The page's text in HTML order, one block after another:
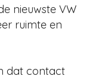
nieuwste VW
ruimte en
dat contact